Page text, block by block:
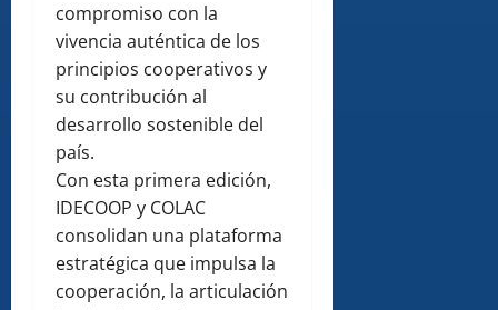
compromiso con la
vivencia auténtica de los
principios cooperativos y
su contribución al
desarrollo sostenible del
país.
Con esta primera edición,
IDECOOP y COLAC
consolidan una plataforma
estratégica que impulsa la
cooperación, la articulación